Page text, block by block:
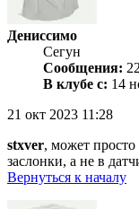
Дениссимо
Сегун
Сообщения:
В клубе с: 14
21 окт 2023 11:28
stxver, может просто
заслонки, а не в
Вернуться к началу